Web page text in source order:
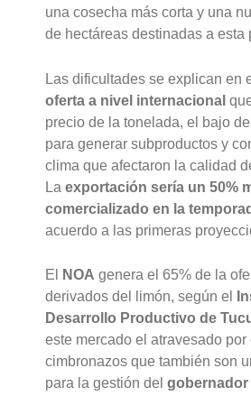
una cosecha más corta y una
de hectáreas destinadas a esta
Las dificultades se explican en
oferta a nivel internacional
precio de la tonelada, el bajo
para generar subproductos y
clima que afectaron la calidad
Laexportación sería un 50%
comercializado en la
acuerdo a las primeras
El NOA genera el 65% de la
derivados del limón, según el
Desarrollo Productivo de
este mercado el atravesado por
cimbronazos que también son
para la gestión delgobernador